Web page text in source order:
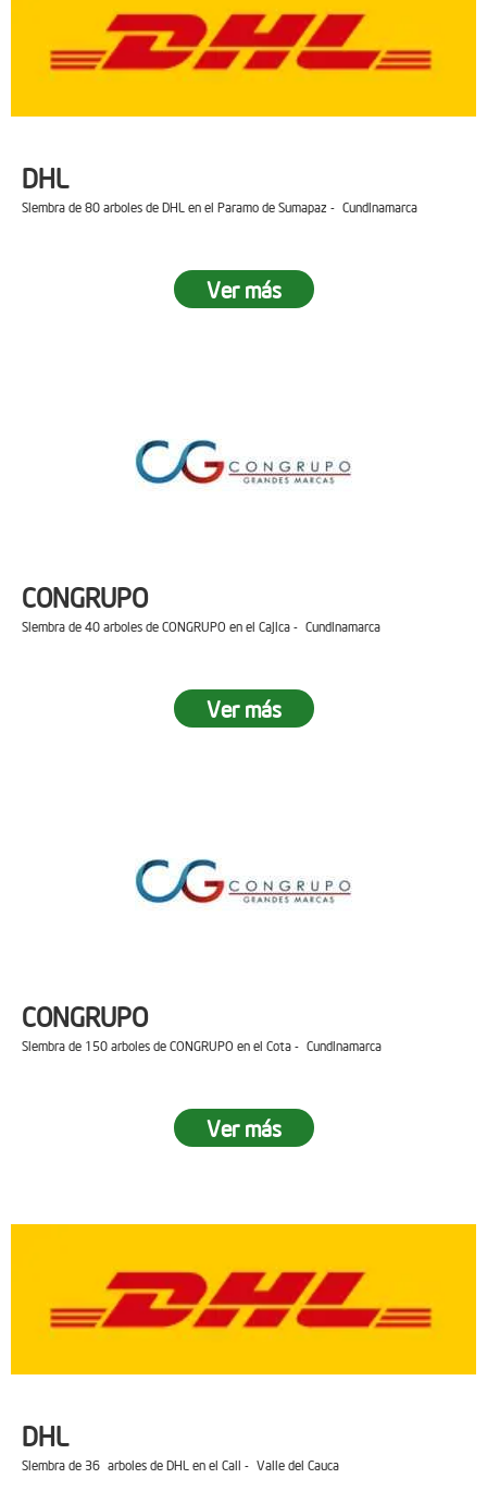
DHL
Siembra de 80 arboles de DHL en el Paramo de Sumapaz - Cundinamarca
Ver más
CONGRUPO
Siembra de 40 arboles de CONGRUPO en el Cajica - Cundinamarca
Ver más
CONGRUPO
Siembra de 150 arboles de CONGRUPO en el Cota - Cundinamarca
Ver más
DHL
Siembra de 36 arboles de DHL en el Cali - Valle del Cauca